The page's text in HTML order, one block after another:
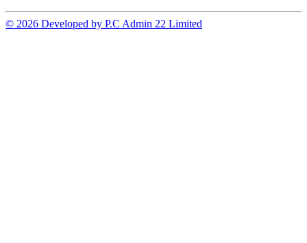
© 2026 Developed by P.C Admin 22 Limited